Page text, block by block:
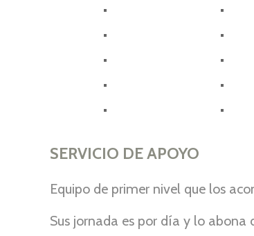
SERVICIO DE APOYO
Equipo de primer nivel que los
Sus jornada es por día y lo